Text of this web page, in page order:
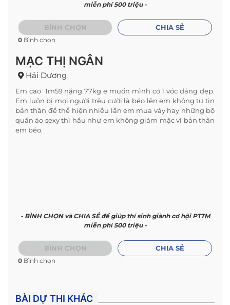
miễn phí 500 triệu -
BÌNH CHỌN
0 Bình chọn
CHIA SẺ
MẠC THỊ NGÂN
Hải Dương
Em cao 1m59 nặng 77kg e muốn mình có 1 vóc dáng đẹp.
Em luôn bị mọi người trêu cười là béo lên em không tự tin
bản thân để thể hiện nhiều lần em mua váy hay những bộ
quần áo sexy thì hầu như em không giám mặc vì bản thân
em béo.
- BÌNH CHỌN và CHIA SẺ để giúp thí sinh giành cơ hội PTTM
miễn phí 500 triệu -
BÌNH CHỌN
0 Bình chọn
CHIA SẺ
BÀI DỰ THI KHÁC